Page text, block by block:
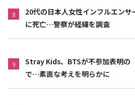
8
20代の日本人女性インフルエン
に死亡…警察が経緯を調査
9
Stray Kids、BTSが不参加表明の
で…素直な考えを明らかに